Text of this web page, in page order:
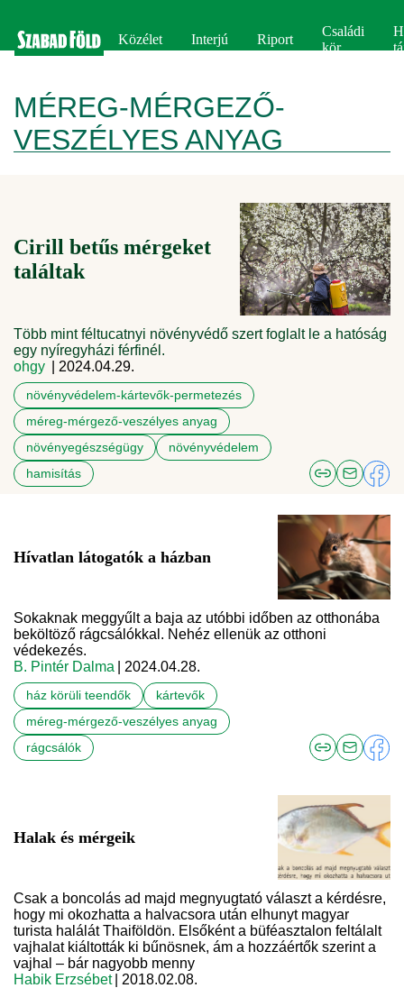
Közélet Interjú Riport
Családi
kör
MÉREG-MÉRGEZŐ-
VESZÉLYES ANYAG
Cirill betűs mérgeket
találtak
Több mint féltucatnyi növényvédő szert foglalt le a hatóság
egy nyíregyházi férfinél.
ohgy
| 2024.04.29.
növényvédelem-kártevők-permetezés
méreg-mérgező-veszélyes anyag
növényegészségügy
növényvédelem
hamisítás
Hívatlan látogatók a házban
Sokaknak meggyűlt a baja az utóbbi időben az otthonába
beköltöző rágcsálókkal. Nehéz ellenük az otthoni
védekezés.
B. Pintér Dalma
| 2024.04.28.
ház körüli teendők
kártevők
méreg-mérgező-veszélyes anyag
rágcsálók
Halak és mérgeik
Csak a boncolás ad majd megnyugtató választ a kérdésre,
hogy mi okozhatta a halvacsora után elhunyt magyar
turista halálát Thaiföldön. Elsőként a büféasztalon feltálalt
vajhalat kiáltották ki bűnösnek, ám a hozzáértők szerint a
vajhal – bár nagyobb menny
Habik Erzsébet
| 2018.02.08.